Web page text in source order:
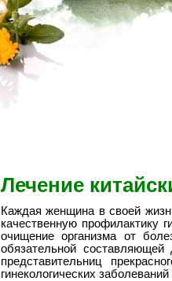
Лечение
Каждая женщина в своей
качественную профилактику
очищение организма от
обязательной
представительниц
гинекологических